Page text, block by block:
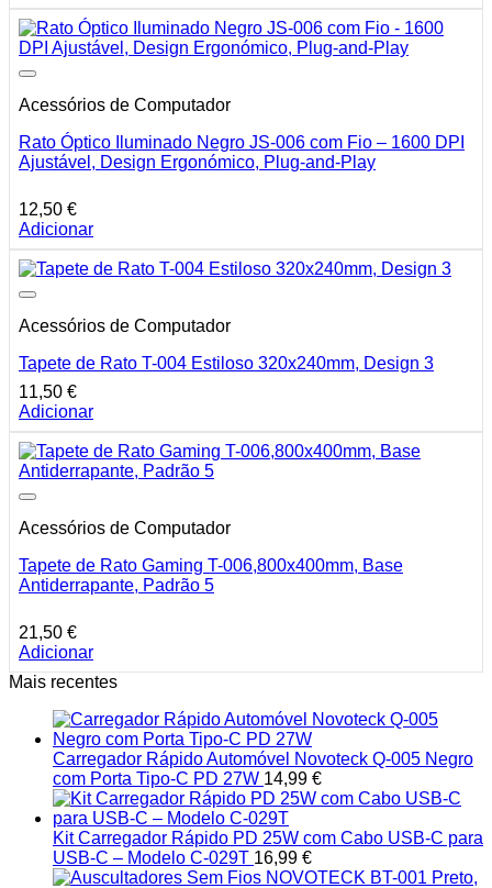
Acessórios de Computador
Rato Óptico Iluminado Negro JS-006 com Fio – 1600 DPI
Ajustável, Design Ergonómico, Plug-and-Play
12,50 €
Adicionar
Acessórios de Computador
Tapete de Rato T-004 Estiloso 320x240mm, Design 3
11,50 €
Adicionar
Acessórios de Computador
Tapete de Rato Gaming T-006,800x400mm, Base
Antiderrapante, Padrão 5
21,50 €
Adicionar
Mais recentes
Carregador Rápido Automóvel Novoteck Q-005 Negro
com Porta Tipo-C PD 27W 14,99 €
Kit Carregador Rápido PD 25W com Cabo USB-C para
USB-C – Modelo C-029T 16,99 €